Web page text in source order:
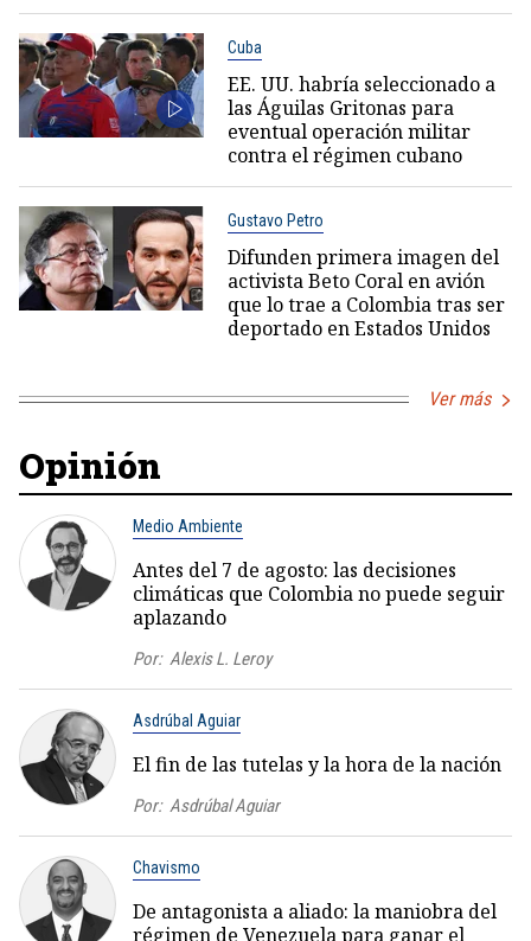
Cuba
EE. UU. habría seleccionado a
las Águilas Gritonas para
eventual operación militar
contra el régimen cubano
Gustavo Petro
Difunden primera imagen del
activista Beto Coral en avión
que lo trae a Colombia tras ser
deportado en Estados Unidos
Ver más
Opinión
Medio Ambiente
Antes del 7 de agosto: las decisiones
climáticas que Colombia no puede seguir
aplazando
Por: Alexis L. Leroy
Asdrúbal Aguiar
El fin de las tutelas y la hora de la nación
Por: Asdrúbal Aguiar
Chavismo
De antagonista a aliado: la maniobra del
régimen de Venezuela para ganar el